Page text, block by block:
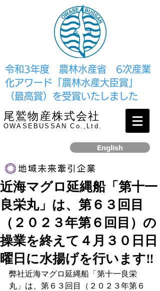
​令和3年度 農林水産省 6次産業
化アワード「農林水産大臣賞」
（最高賞）を受賞いたしました
尾鷲物産株式会社
OWASEBUSSAN Co.,Ltd.
English
リンク
​2017年12月、経済産業省より認定されました
近海マグロ延縄船「第十一
良栄丸」は、第６３回目
（２０２３年第６回目）の
操業を終えて４月３０日日
曜日に水揚げを行います‼
弊社近海マグロ延縄船「第十一良栄
丸」は、第６３回目（２０２３年第６